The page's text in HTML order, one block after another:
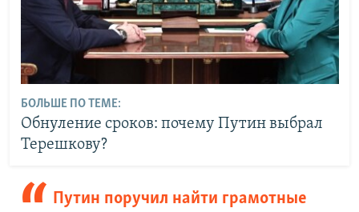
БОЛЬШЕ ПО ТЕМЕ:
Обнуление сроков: почему Путин выбрал
Терешкову?
Путин поручил найти грамотные